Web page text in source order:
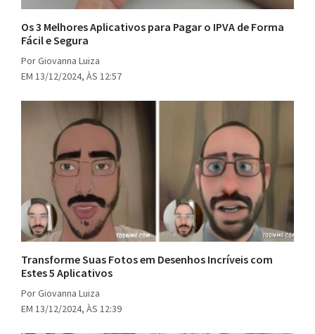
Os 3 Melhores Aplicativos para Pagar o IPVA de Forma
Fácil e Segura
Por Giovanna Luiza
EM 13/12/2024, ÀS 12:57
Transforme Suas Fotos em Desenhos Incríveis com
Estes 5 Aplicativos
Por Giovanna Luiza
EM 13/12/2024, ÀS 12:39